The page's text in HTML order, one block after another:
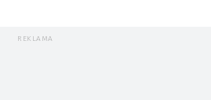
REKLAMA